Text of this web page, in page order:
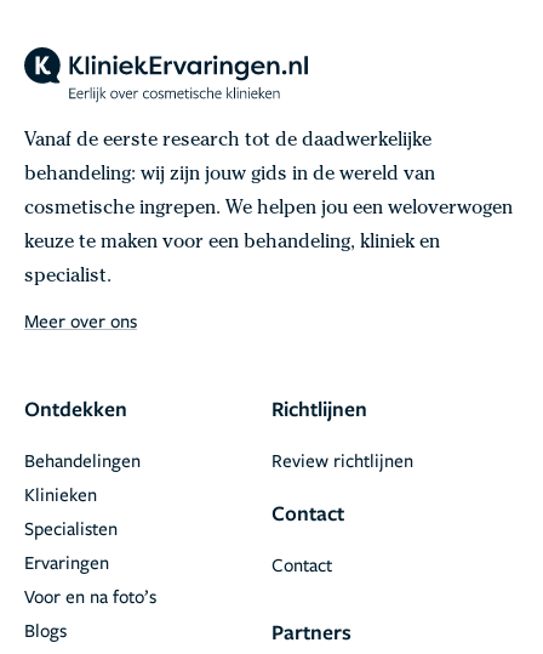
Vanaf de eerste research tot de daadwerkelijke
behandeling: wij zijn jouw gids in de wereld van
cosmetische ingrepen. We helpen jou een weloverwogen
keuze te maken voor een behandeling, kliniek en
specialist.
Meer over ons
Ontdekken
Behandelingen
Klinieken
Specialisten
Ervaringen
Voor en na foto’s
Blogs
Richtlijnen
Review richtlijnen
Contact
Contact
Partners